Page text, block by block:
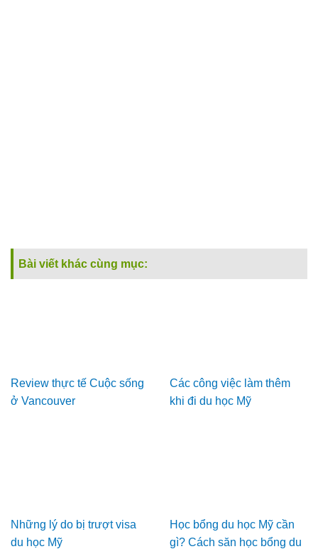
Bài viết khác cùng mục:
Review thực tế Cuộc sống
ở Vancouver
Các công việc làm thêm
khi đi du học Mỹ
Những lý do bị trượt visa
du học Mỹ
Học bổng du học Mỹ cần
gì? Cách săn học bổng du